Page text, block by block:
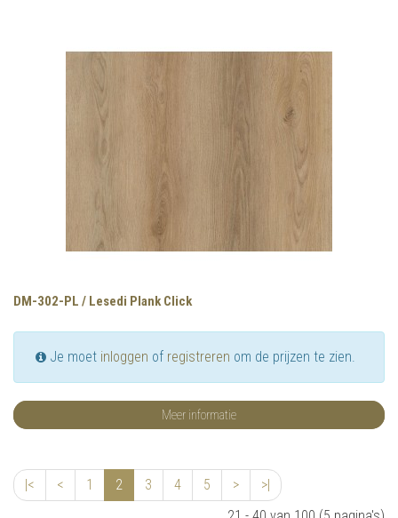
DM-302-PL / Lesedi Plank Click
Je moet inloggen of registreren om de prijzen te zien.
Meer informatie
|< < 1 2 3 4 5 >
>|